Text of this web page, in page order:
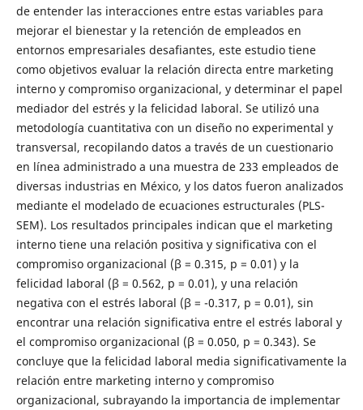
de entender las interacciones entre estas variables para
mejorar el bienestar y la retención de empleados en
entornos empresariales desafiantes, este estudio tiene
como objetivos evaluar la relación directa entre marketing
interno y compromiso organizacional, y determinar el papel
mediador del estrés y la felicidad laboral. Se utilizó una
metodología cuantitativa con un diseño no experimental y
transversal, recopilando datos a través de un cuestionario
en línea administrado a una muestra de 233 empleados de
diversas industrias en México, y los datos fueron analizados
mediante el modelado de ecuaciones estructurales (PLS-
SEM). Los resultados principales indican que el marketing
interno tiene una relación positiva y significativa con el
compromiso organizacional (β = 0.315, p = 0.01) y la
felicidad laboral (β = 0.562, p = 0.01), y una relación
negativa con el estrés laboral (β = -0.317, p = 0.01), sin
encontrar una relación significativa entre el estrés laboral y
el compromiso organizacional (β = 0.050, p = 0.343). Se
concluye que la felicidad laboral media significativamente la
relación entre marketing interno y compromiso
organizacional, subrayando la importancia de implementar